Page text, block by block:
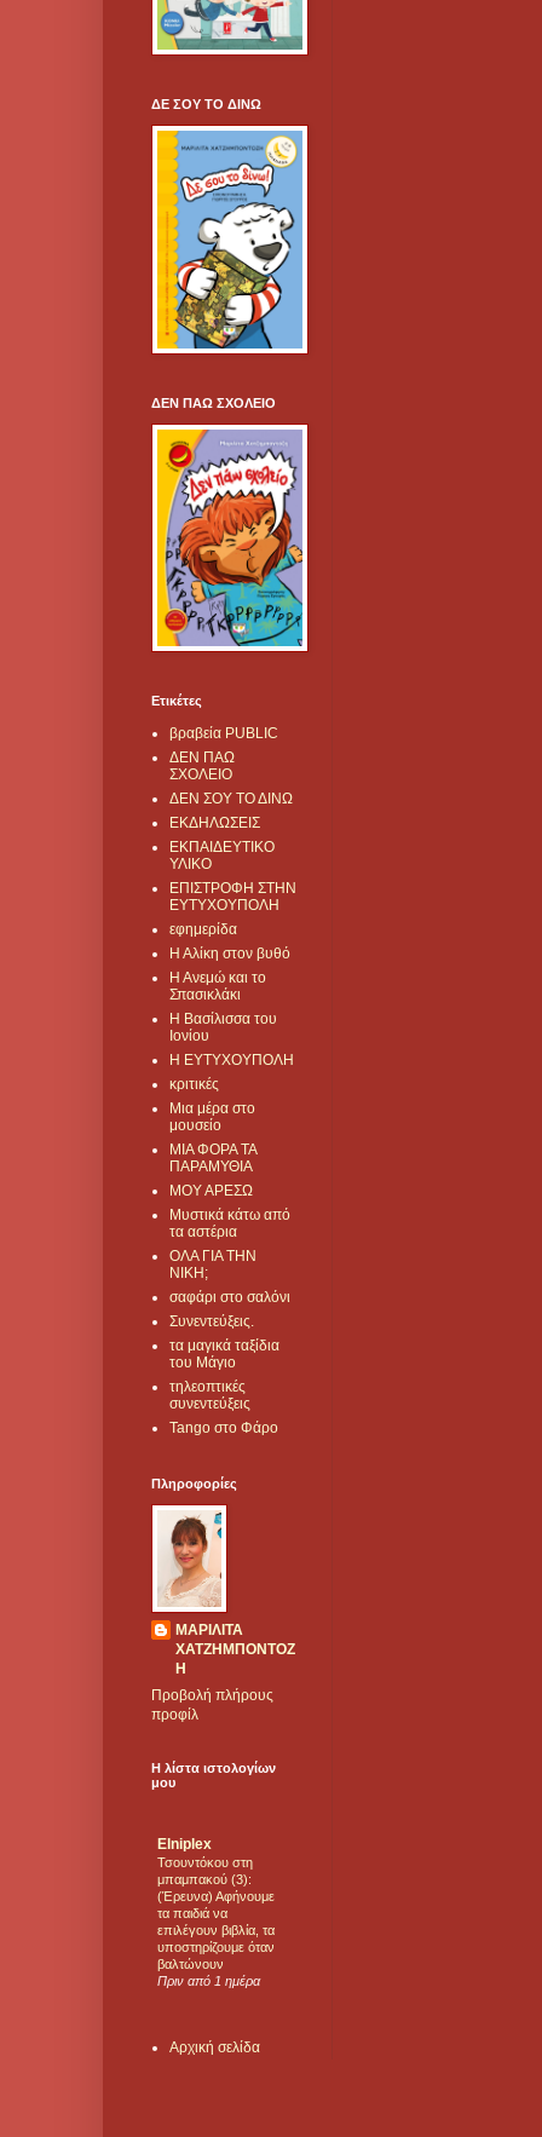
ΔΕ ΣΟΥ ΤΟ ΔΙΝΩ
ΔΕΝ ΠΑΩ ΣΧΟΛΕΙΟ
Ετικέτες
βραβεία PUBLIC
ΔΕΝ ΠΑΩ
ΣΧΟΛΕΙΟ
ΔΕΝ ΣΟΥ ΤΟ ΔΙΝΩ
ΕΚΔΗΛΩΣΕΙΣ
ΕΚΠΑΙΔΕΥΤΙΚΟ
ΥΛΙΚΟ
ΕΠΙΣΤΡΟΦΗ ΣΤΗΝ
ΕΥΤΥΧΟΥΠΟΛΗ
εφημερίδα
Η Αλίκη στον βυθό
Η Ανεμώ και το
Σπασικλάκι
Η Βασίλισσα του
Ιονίου
Η ΕΥΤΥΧΟΥΠΟΛΗ
κριτικές
Μια μέρα στο
μουσείο
ΜΙΑ ΦΟΡΑ ΤΑ
ΠΑΡΑΜΥΘΙΑ
ΜΟΥ ΑΡΕΣΩ
Μυστικά κάτω από
τα αστέρια
ΟΛΑ ΓΙΑ ΤΗΝ
ΝΙΚΗ;
σαφάρι στο σαλόνι
Συνεντεύξεις.
τα μαγικά ταξίδια
του Μάγιο
τηλεοπτικές
συνεντεύξεις
Tango στο Φάρο
Πληροφορίες
ΜΑΡΙΛΙΤΑ
ΧΑΤΖΗΜΠΟΝΤΟΖ
Η
Προβολή πλήρους
προφίλ
Η λίστα ιστολογίων
μου
Elniplex
Τσουντόκου στη
μπαμπακού (3):
(Έρευνα) Αφήνουμε
τα παιδιά να
επιλέγουν βιβλία, τα
υποστηρίζουμε όταν
βαλτώνουν
Πριν από 1 ημέρα
Αρχική σελίδα